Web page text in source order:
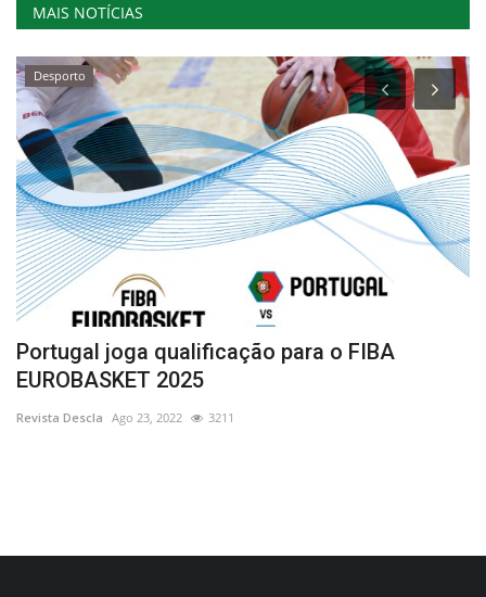
MAIS NOTÍCIAS
Desporto
Portugal joga qualificação para o FIBA
EUROBASKET 2025
Revista Descla Ago 23, 2022 3211